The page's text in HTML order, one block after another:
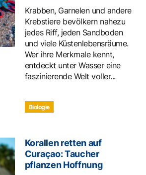
Krabben, Garnelen und andere
Krebstiere bevölkern nahezu
jedes Riff, jeden Sandboden
und viele Küstenlebensräume.
Wer ihre Merkmale kennt,
entdeckt unter Wasser eine
faszinierende Welt voller...
Biologie
Korallen retten auf
Curaçao: Taucher
pflanzen Hoffnung